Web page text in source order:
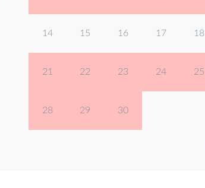
14 15 16 17 18
21 22 23 24 25
28 29 30